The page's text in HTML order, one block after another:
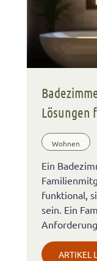
Lösungen
Wohnen
Ein
funktional,
sein. Ein
ARTIKEL